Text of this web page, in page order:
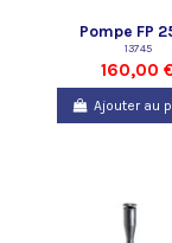
Pompe FP
13745
160,00
Ajouter au